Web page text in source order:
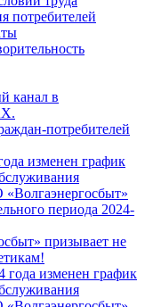
потребителей
канал в
потребителей
изменен график
периода 2024-
призывает не
года изменен график